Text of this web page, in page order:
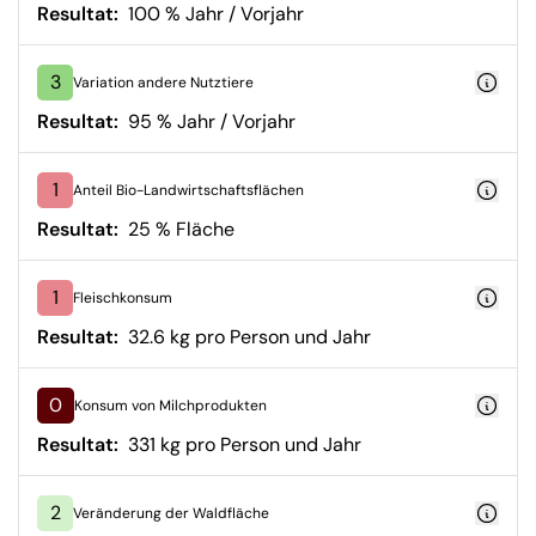
Resultat: 100 % Jahr / Vorjahr
3 Variation andere Nutztiere
Resultat: 95 % Jahr / Vorjahr
1 Anteil Bio-Landwirtschaftsflächen
Resultat: 25 % Fläche
1 Fleischkonsum
Resultat: 32.6 kg pro Person und Jahr
0 Konsum von Milchprodukten
Resultat: 331 kg pro Person und Jahr
2 Veränderung der Waldfläche